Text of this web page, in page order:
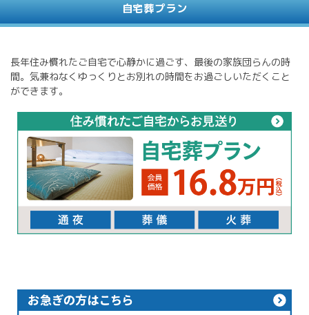
自宅葬プラン
長年住み慣れたご自宅で心静かに過ごす、最後の家族団らんの時
間。気兼ねなくゆっくりとお別れの時間をお過ごしいただくこと
ができます。